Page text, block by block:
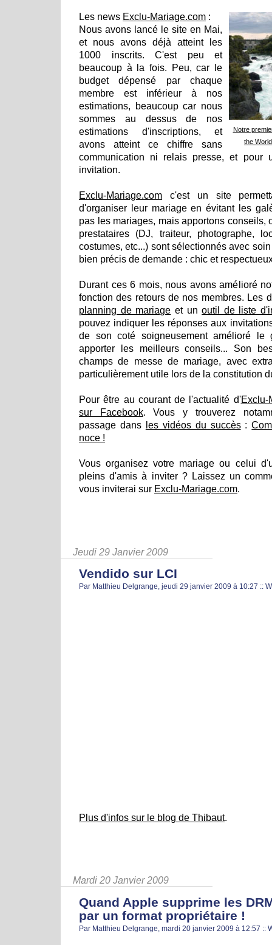
Notre
the
Les news Exclu-Mariage.com :
Nous avons lancé le site en Mai,
et nous avons déjà atteint les
1000 inscrits. C'est peu et
beaucoup à la fois. Peu, car le
budget dépensé par chaque
membre est inférieur à nos
estimations, beaucoup car nous
sommes au dessus de nos
estimations d'inscriptions, et
avons atteint ce chiffre sans
communication ni relais presse, et pour
invitation.
Exclu-Mariage.com c'est un site
d'organiser leur mariage en évitant les
pas les mariages, mais apportons conseils,
prestataires (DJ, traiteur, photographe,
costumes, etc...) sont sélectionnés avec
bien précis de demande : chic et
Durant ces 6 mois, nous avons amélioré
fonction des retours de nos membres. Les
planning de mariage et unoutil de liste
pouvez indiquer les réponses aux
de son coté soigneusement amélioré le
apporter les meilleurs conseils... Son
champs de messe de mariage, avec
particulièrement utile lors de la constitution
Pour être au courant de l'actualité d'Exclu-
sur Facebook. Vous y trouverez
passage dans
les vidéos du succès:
noce !
Vous organisez votre mariage ou celui
pleins d'amis à inviter ? Laissez un
vous inviterai sur Exclu-Mariage.com.
Jeudi 29 Janvier 2009
Vendido sur LCI
Par Matthieu Delgrange, jeudi 29 janvier 2009 à 10:27 ::
Plus d'infos sur le blog de Thibaut.
Mardi 20 Janvier 2009
Quand Apple supprime les
par un format propriétaire !
Par Matthieu Delgrange, mardi 20 janvier 2009 à 12:57 ::